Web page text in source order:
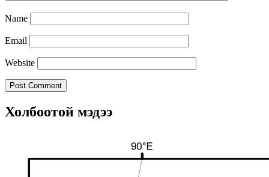
Name
Email
Website
Холбоотой мэдээ